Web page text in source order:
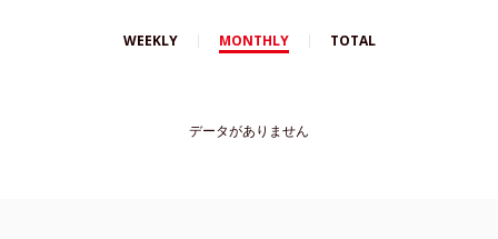
WEEKLY MONTHLY TOTAL
データがありません